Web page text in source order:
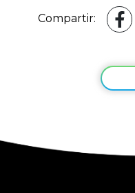
Compartir: